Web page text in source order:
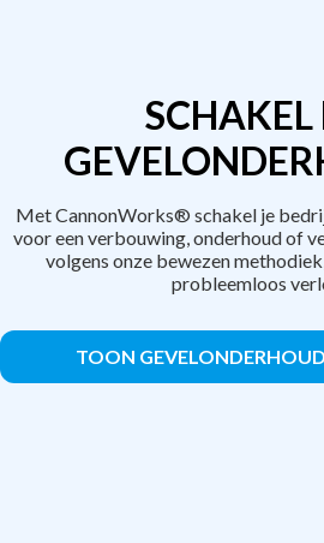
SCHAKEL
Met CannonWorks® schakel je
voor een verbouwing, onderhoud of
volgens onze bewezen
probleemloos
TOON